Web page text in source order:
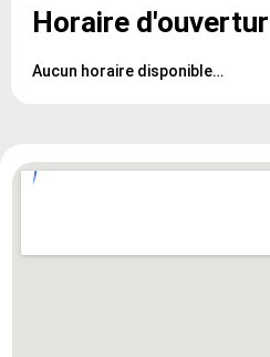
Horaire
Aucun horaire disponible…